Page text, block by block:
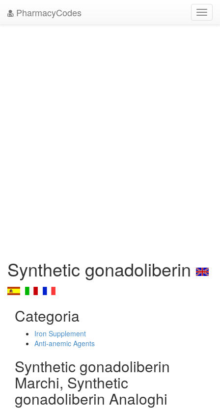
PharmacyCodes
Synthetic gonadoliberin
Categoria
Iron Supplement
Anti-anemic Agents
Synthetic gonadoliberin
Marchi, Synthetic
gonadoliberin Analoghi